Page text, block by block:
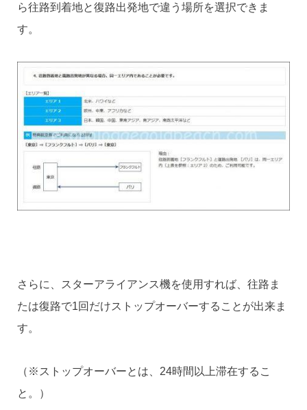
ら往路到着地と復路出発地で違う場所を選択できま
す。
さらに、スターアライアンス機を使用すれば、往路ま
たは復路で1回だけストップオーバーすることが出来ま
す。
（※ストップオーバーとは、24時間以上滞在するこ
と。）